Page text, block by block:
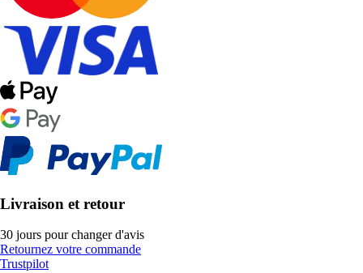
Livraison et retour
30 jours pour changer d'avis
Retournez votre commande
Trustpilot